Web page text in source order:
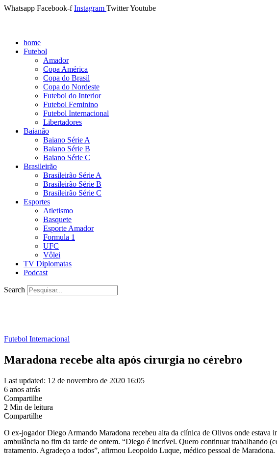
Whatsapp Facebook-f Instagram TwitterYoutube
home
Futebol
Amador
Copa América
Copa do Brasil
Copa do Nordeste
Futebol do Interior
Futebol Feminino
Futebol Internacional
Libertadores
Baianão
Baiano Série A
Baiano Série B
Baiano Série C
Brasileirão
Brasileirão Série A
Brasileirão Série B
Brasileirão Série C
Esportes
Atletismo
Basquete
Esporte Amador
Formula 1
UFC
Vôlei
TV Diplomatas
Podcast
Search
Futebol Internacional
Maradona recebe alta após cirurgia no cérebro
Last updated: 12 de novembro de 2020 16:05
6 anos atrás
Compartilhe
2 Min de leitura
Compartilhe
O ex-jogador Diego Armando Maradona recebeu alta da clínica de Olivos onde
ambulância no fim da tarde de ontem. “Diego é incrível. Quero continuar trabalhando
tratamento. Agradeço a todos”, afirmou Leopoldo Luque, médico pessoal de Maradona.